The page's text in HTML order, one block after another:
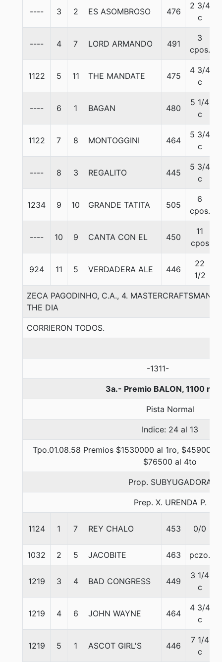
---- 3 2 ES ASOMBROSO 476
2 3/4
c
---- 4 7 LORD ARMANDO 491
3
cpos.
1122 5 11 THE MANDATE 475
4 3/4
c
---- 6 1 BAGAN 480
5 1/4
c
1122 7 8 MONTOGGINI 464
5 3/4
c
---- 8 3 REGALITO 445
5 3/4
c
1234 9 10 GRANDE TATITA 505
6
cpos.
---- 10 9 CANTA CON EL 450
11
cpos
924 11 5 VERDADERA ALE 446
22
1/2
ZECA PAGODINHO, C.A., 4. MASTERCRAFTSMAN-
THE DIA
CORRIERON TODOS.
-1311-
3a.- Premio BALON, 1100
Pista Normal
Indice: 24 al 13
Tpo.01.08.58 Premios $1530000 al 1ro, $459000
$76500 al 4to
Prop. SUBYUGADORA
Prep. X. URENDA P.
1124 1 7 REY CHALO 453 0/0
1032 2 5 JACOBITE 463 pczo.
1219 3 4 BAD CONGRESS 449
3 1/4
c
1219 4 6 JOHN WAYNE 464
4 3/4
c
1219 5 1 ASCOT GIRL'S 446
7 1/4
c